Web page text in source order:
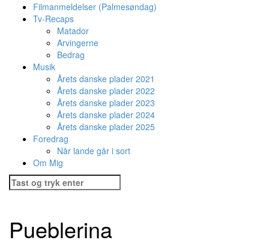
Filmanmeldelser (Palmesøndag)
Tv-Recaps
Matador
Arvingerne
Bedrag
Musik
Årets danske plader 2021
Årets danske plader 2022
Årets danske plader 2023
Årets danske plader 2024
Årets danske plader 2025
Foredrag
Når lande går i sort
Om Mig
Søg
efter:
Pueblerina